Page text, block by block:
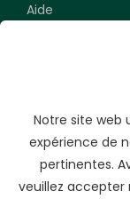
Aide
Souscrivez
Notre site web
expérience de
pertinentes.
veuillez accepter